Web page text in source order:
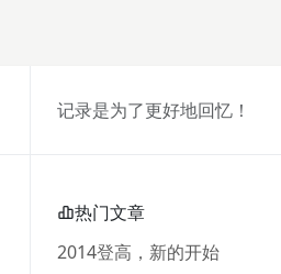
记录是为了更好地回忆！
热门文章
2014登高，新的开始